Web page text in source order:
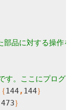
｛144, 144
473